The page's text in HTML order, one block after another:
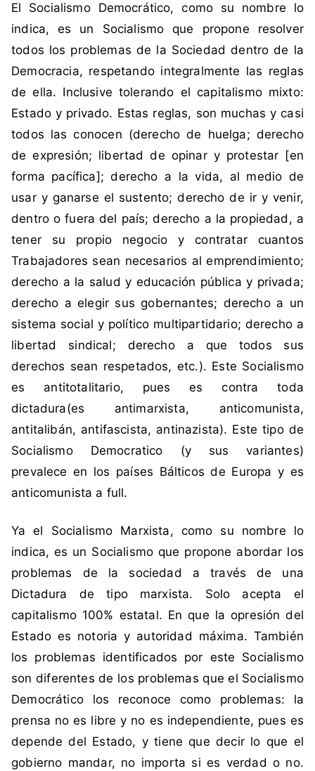
o
,
K
a
l
M
a
r
x
M
a
r
x
m
o
,
S
i
a
l
i
S
o
c
l
i
s
m
D
e
m
El Socialismo Democrático, como su nombre lo
indica, es un Socialismo que propone resolver
todos los problemas de la Sociedad dentro de la
Democracia, respetando integralmente las reglas
de ella. Inclusive tolerando el capitalismo mixto:
Estado y privado. Estas reglas, son muchas y casi
todos las conocen (derecho de huelga; derecho
de expresión; libertad de opinar y protestar [en
forma pacífica]; derecho a la vida, al medio de
usar y ganarse el sustento; derecho de ir y venir,
dentro o fuera del país; derecho a la propiedad, a
tener su propio negocio y contratar cuantos
Trabajadores sean necesarios al emprendimiento;
derecho a la salud y educación pública y privada;
derecho a elegir sus gobernantes; derecho a un
sistema social y político multipartidario; derecho a
libertad sindical; derecho a que todos sus
derechos sean respetados, etc.). Este Socialismo
es antitotalitario, pues es contra toda
dictadura(es antimarxista, anticomunista,
antitalibán, antifascista, antinazista). Este tipo de
Socialismo Democratico (y sus variantes)
prevalece en los países Bálticos de Europa y es
anticomunista a full.
Ya el Socialismo Marxista, como su nombre lo
indica, es un Socialismo que propone abordar los
problemas de la sociedad a través de una
Dictadura de tipo marxista. Solo acepta el
capitalismo 100% estatal. En que la opresión del
Estado es notoria y autoridad máxima. También
los problemas identificados por este Socialismo
son diferentes de los problemas que el Socialismo
Democrático los reconoce como problemas: la
prensa no es libre y no es independiente, pues es
depende del Estado, y tiene que decir lo que el
gobierno mandar, no importa si es verdad o no.